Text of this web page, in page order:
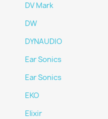
DV Mark
DW
DYNAUDIO
Ear Sonics
Ear Sonics
EKO
Elixir